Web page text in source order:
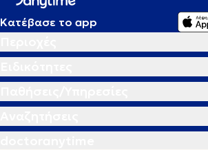
Κατέβασε το app